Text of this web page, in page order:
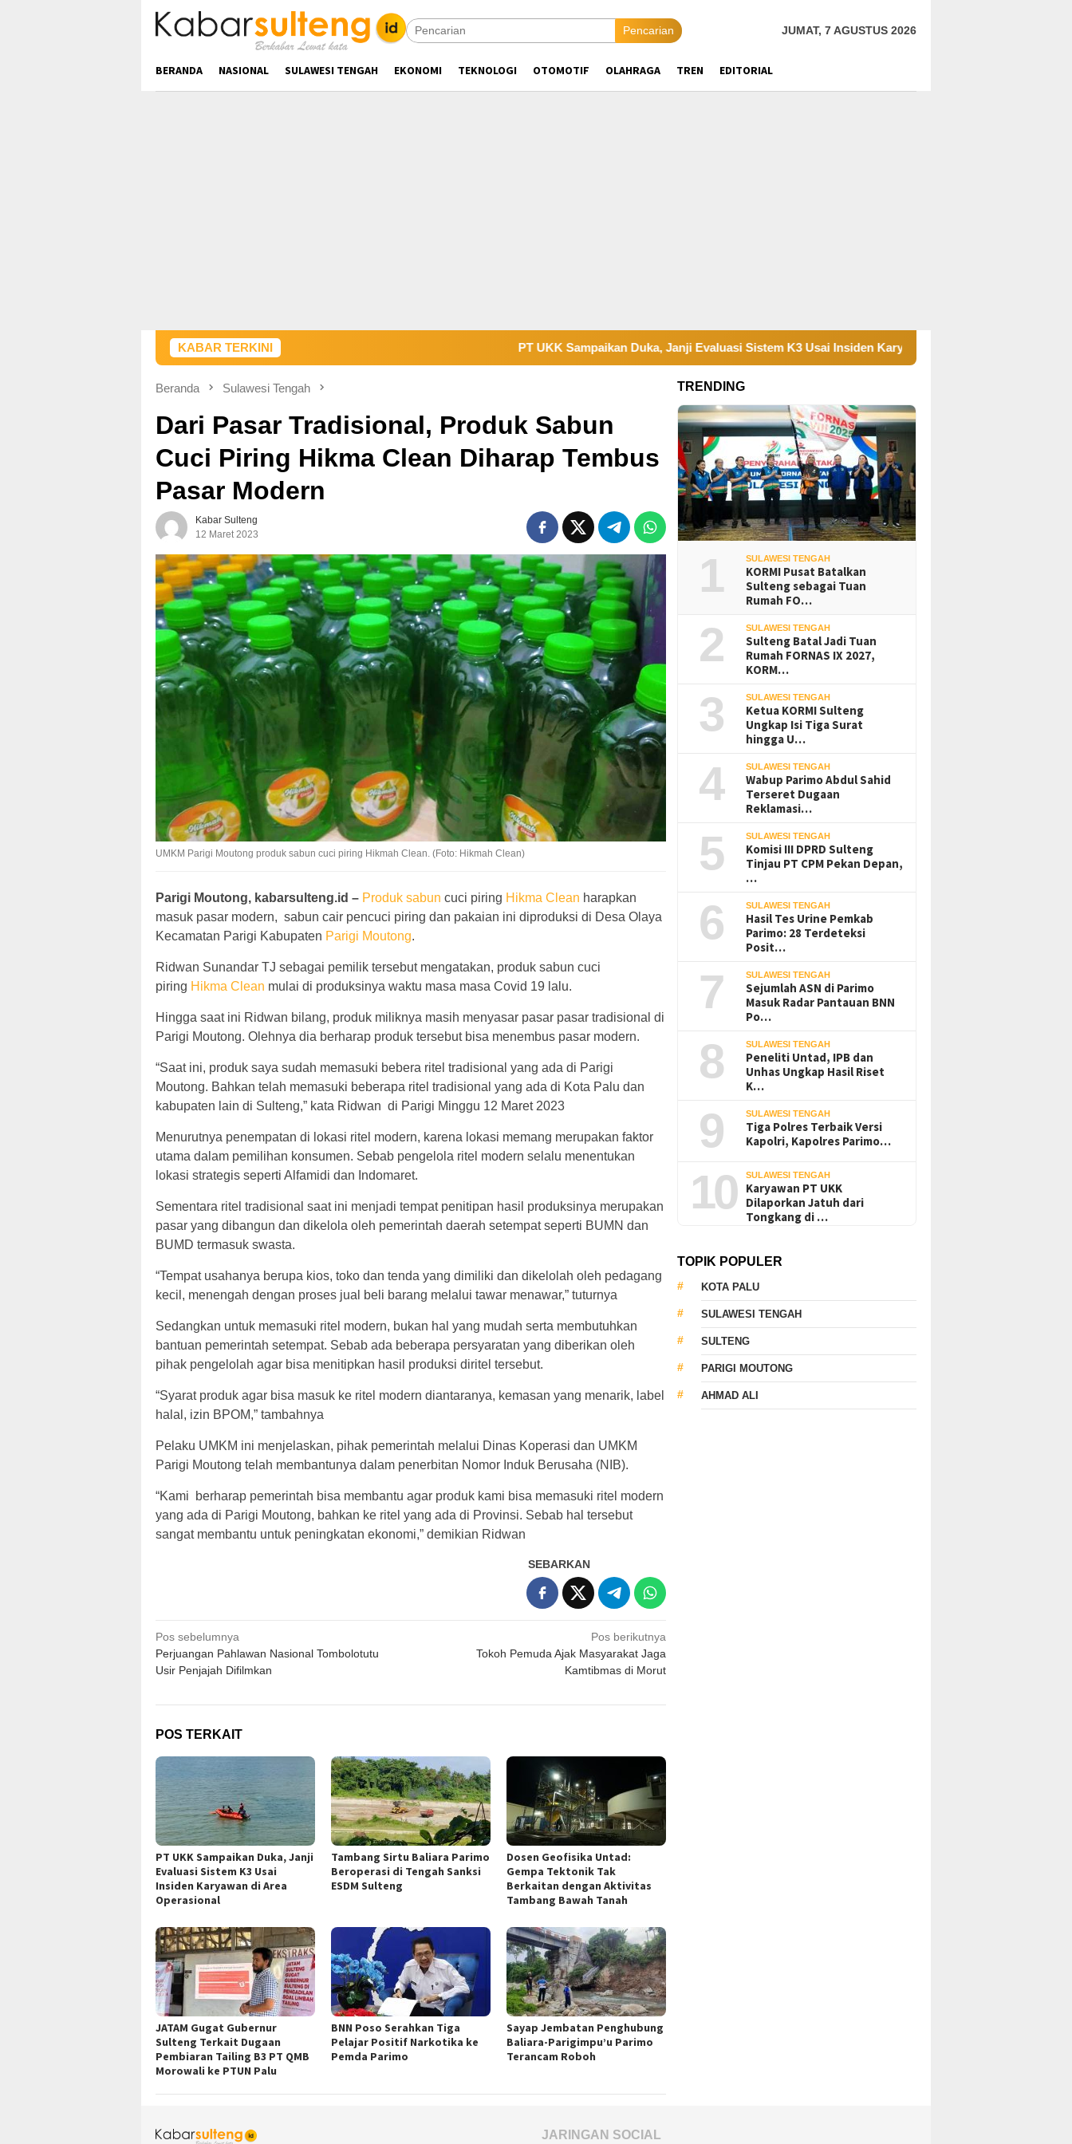
Pencarian JUMAT, 7 AGUSTUS 2026
BERANDA NASIONAL SULAWESI TENGAH EKONOMI TEKNOLOGI OTOMOTIF OLAHRAGA TREN EDITORIAL
KABAR TERKINI PT UKK Sampaikan Duka, Janji Evaluasi Sistem K3 Usai Insiden Karyawan di Area Operasional
Beranda Sulawesi Tengah
Dari Pasar Tradisional, Produk Sabun
Cuci Piring Hikma Clean Diharap Tembus
Pasar Modern
Kabar Sulteng
12 Maret 2023
UMKM Parigi Moutong produk sabun cuci piring Hikmah Clean. (Foto: Hikmah Clean)
Parigi Moutong, kabarsulteng.id – Produk sabun cuci piring Hikma Clean harapkan
masuk pasar modern, sabun cair pencuci piring dan pakaian ini diproduksi di Desa Olaya
Kecamatan Parigi Kabupaten Parigi Moutong.
Ridwan Sunandar TJ sebagai pemilik tersebut mengatakan, produk sabun cuci
piring Hikma Clean mulai di produksinya waktu masa masa Covid 19 lalu.
Hingga saat ini Ridwan bilang, produk miliknya masih menyasar pasar pasar tradisional di
Parigi Moutong. Olehnya dia berharap produk tersebut bisa menembus pasar modern.
“Saat ini, produk saya sudah memasuki bebera ritel tradisional yang ada di Parigi
Moutong. Bahkan telah memasuki beberapa ritel tradisional yang ada di Kota Palu dan
kabupaten lain di Sulteng,” kata Ridwan di Parigi Minggu 12 Maret 2023
Menurutnya penempatan di lokasi ritel modern, karena lokasi memang merupakan faktor
utama dalam pemilihan konsumen. Sebab pengelola ritel modern selalu menentukan
lokasi strategis seperti Alfamidi dan Indomaret.
Sementara ritel tradisional saat ini menjadi tempat penitipan hasil produksinya merupakan
pasar yang dibangun dan dikelola oleh pemerintah daerah setempat seperti BUMN dan
BUMD termasuk swasta.
“Tempat usahanya berupa kios, toko dan tenda yang dimiliki dan dikelolah oleh pedagang
kecil, menengah dengan proses jual beli barang melalui tawar menawar,” tuturnya
Sedangkan untuk memasuki ritel modern, bukan hal yang mudah serta membutuhkan
bantuan pemerintah setempat. Sebab ada beberapa persyaratan yang diberikan oleh
pihak pengelolah agar bisa menitipkan hasil produksi diritel tersebut.
“Syarat produk agar bisa masuk ke ritel modern diantaranya, kemasan yang menarik, label
halal, izin BPOM,” tambahnya
Pelaku UMKM ini menjelaskan, pihak pemerintah melalui Dinas Koperasi dan UMKM
Parigi Moutong telah membantunya dalam penerbitan Nomor Induk Berusaha (NIB).
“Kami berharap pemerintah bisa membantu agar produk kami bisa memasuki ritel modern
yang ada di Parigi Moutong, bahkan ke ritel yang ada di Provinsi. Sebab hal tersebut
sangat membantu untuk peningkatan ekonomi,” demikian Ridwan
SEBARKAN
Navigasi
pos
Pos sebelumnya
Perjuangan Pahlawan Nasional Tombolotutu
Usir Penjajah Difilmkan
Pos berikutnya
Tokoh Pemuda Ajak Masyarakat Jaga
Kamtibmas di Morut
POS TERKAIT
PT UKK Sampaikan Duka, Janji
Evaluasi Sistem K3 Usai
Insiden Karyawan di Area
Operasional
Tambang Sirtu Baliara Parimo
Beroperasi di Tengah Sanksi
ESDM Sulteng
Dosen Geofisika Untad:
Gempa Tektonik Tak
Berkaitan dengan Aktivitas
Tambang Bawah Tanah
JATAM Gugat Gubernur
Sulteng Terkait Dugaan
Pembiaran Tailing B3 PT QMB
Morowali ke PTUN Palu
BNN Poso Serahkan Tiga
Pelajar Positif Narkotika ke
Pemda Parimo
Sayap Jembatan Penghubung
Baliara-Parigimpu’u Parimo
Terancam Roboh
TRENDING
1 SULAWESI TENGAH
KORMI Pusat Batalkan
Sulteng sebagai Tuan
Rumah FO…
2 SULAWESI TENGAH
Sulteng Batal Jadi Tuan
Rumah FORNAS IX 2027,
KORM…
3 SULAWESI TENGAH
Ketua KORMI Sulteng
Ungkap Isi Tiga Surat
hingga U…
4 SULAWESI TENGAH
Wabup Parimo Abdul Sahid
Terseret Dugaan
Reklamasi…
5 SULAWESI TENGAH
Komisi III DPRD Sulteng
Tinjau PT CPM Pekan Depan,
…
6 SULAWESI TENGAH
Hasil Tes Urine Pemkab
Parimo: 28 Terdeteksi
Posit…
7 SULAWESI TENGAH
Sejumlah ASN di Parimo
Masuk Radar Pantauan BNN
Po…
8 SULAWESI TENGAH
Peneliti Untad, IPB dan
Unhas Ungkap Hasil Riset
K…
9 SULAWESI TENGAH
Tiga Polres Terbaik Versi
Kapolri, Kapolres Parimo…
10 SULAWESI TENGAH
Karyawan PT UKK
Dilaporkan Jatuh dari
Tongkang di …
TOPIK POPULER
KOTA PALU
SULAWESI TENGAH
SULTENG
PARIGI MOUTONG
AHMAD ALI
JARINGAN SOCIAL